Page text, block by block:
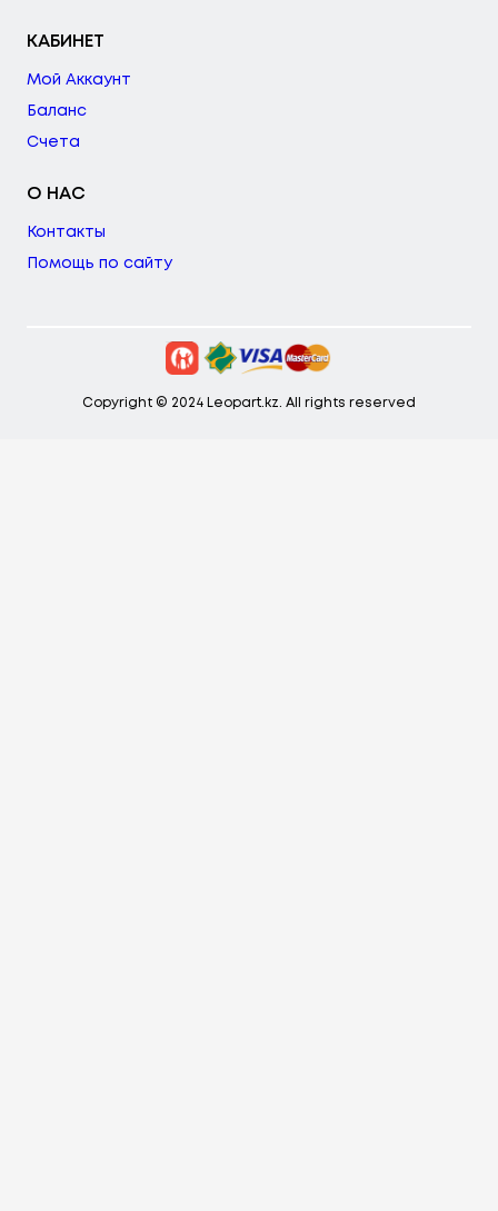
КАБИНЕТ
Мой Аккаунт
Баланс
Счета
О НАС
Контакты
Помощь по сайту
Copyright © 2024 Leopart.kz. All rights reserved